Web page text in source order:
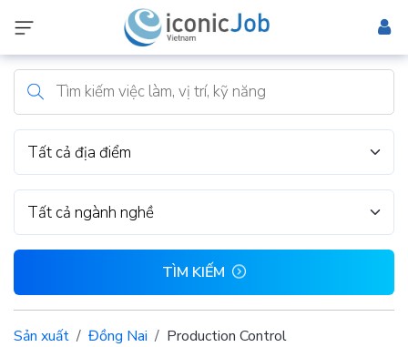
Tất cả địa điểm
Tất cả ngành nghề
TÌM KIẾM
Sản xuất Đồng Nai Production Control